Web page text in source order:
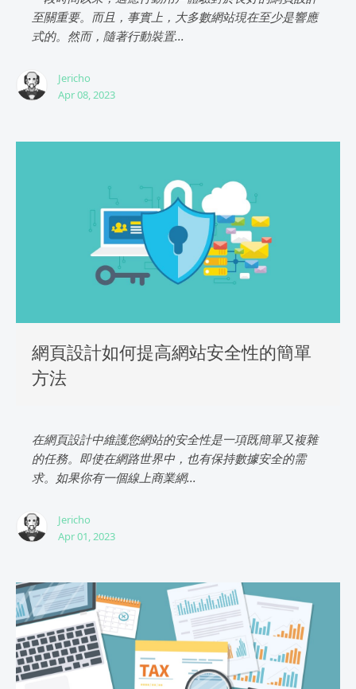
至關重要。而且，事實上，大多數網站現在至少是響應
式的。然而，隨著行動裝置...
Jericho
Apr 08, 2023
網頁設計如何提高網站安全性的簡單
方法
在網頁設計中維護您網站的安全性是一項既簡單又複雜
的任務。即使在網路世界中，也有保持數據安全的需
求。如果你有一個線上商業網...
Jericho
Apr 01, 2023